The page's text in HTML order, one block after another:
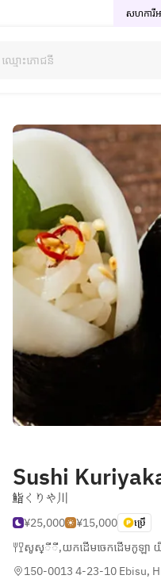
សហការីអ
Sushi
鮨くりや川
¥25,000
¥15,000 ប្រើ
សូស្ីី,យកដើមចេកដើមកូឡា
150-0013 4-23-10 Ebisu,